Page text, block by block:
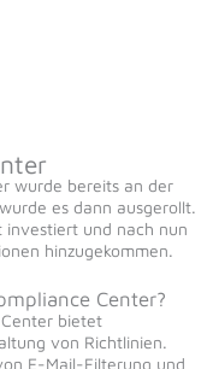
wurde bereits an der
es dann ausgerollt.
investiert und nach nun
hinzugekommen.
Center?
bietet
von Richtlinien.
E-Mail-Filterung und